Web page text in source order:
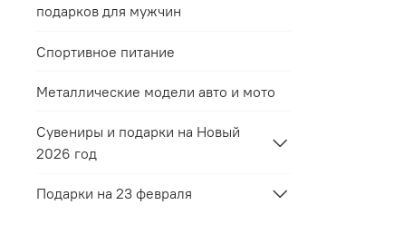
подарков для мужчин
Спортивное питание
Металлические модели авто и мото
Сувениры и подарки на Новый
2026 год
Подарки на 23 февраля